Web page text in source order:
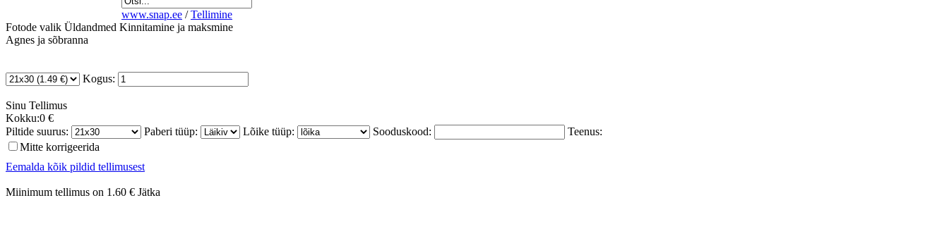
www.snap.ee / Tellimine
Fotode valik Üldandmed Kinnitamine ja maksmine
Agnes ja sõbranna
Kogus:
Sinu Tellimus
Kokku:0 €
Piltide suurus:
Paberi tüüp: Lõike tüüp: Sooduskood:
Teenus:
Mitte korrigeerida
Eemalda kõik pildid tellimusest
Miinimum tellimus on 1.60 € Jätka